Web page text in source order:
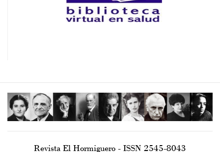
Revista El Hormiguero - ISSN 2545-8043